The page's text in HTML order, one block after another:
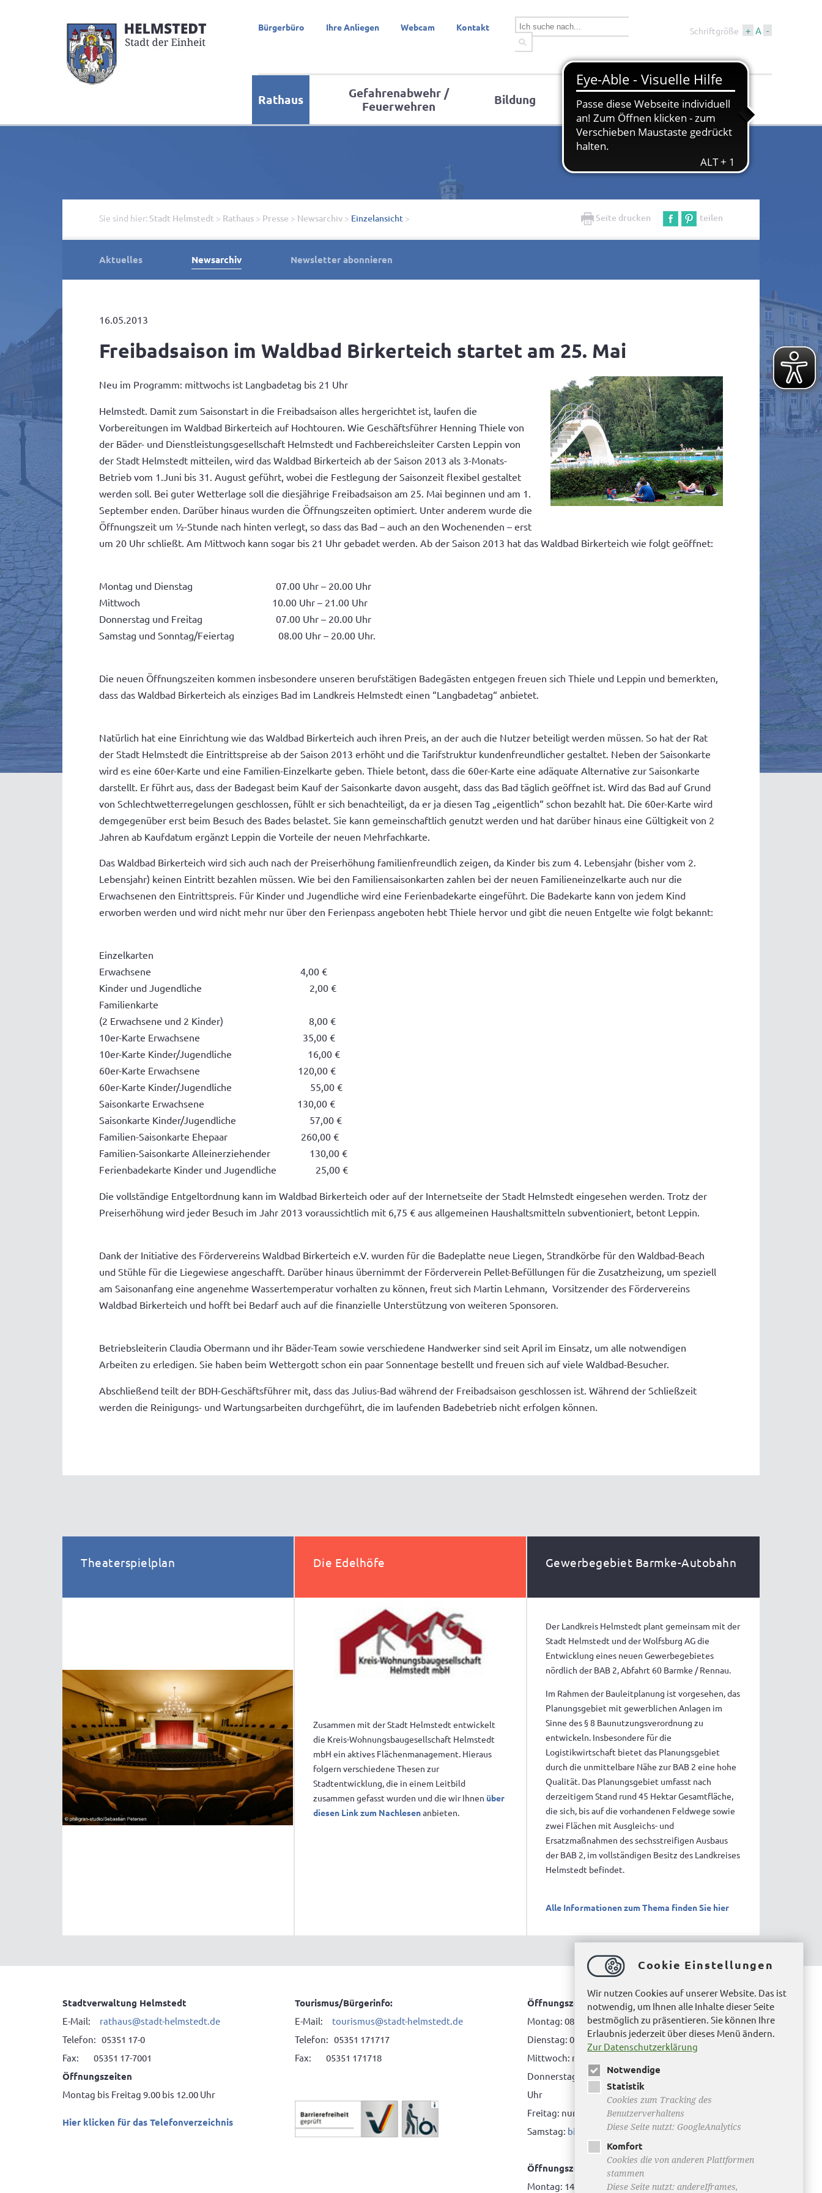
Bürgerbüro Ihre Anliegen Webcam Kontakt Schriftgröße + A -
Rathaus
Gefahrenabwehr /
Feuerwehren
Bildung
Wirtschaft &
Bauen
Tourismus &
Kultur
Sie sind hier: Stadt Helmstedt > Rathaus > Presse > Newsarchiv > Einzelansicht > Seite drucken teilen
Aktuelles Newsarchiv Newsletter abonnieren
16.05.2013
Freibadsaison im Waldbad Birkerteich startet am 25. Mai
Neu im Programm: mittwochs ist Langbadetag bis 21 Uhr
Helmstedt. Damit zum Saisonstart in die Freibadsaison alles hergerichtet ist, laufen die
Vorbereitungen im Waldbad Birkerteich auf Hochtouren. Wie Geschäftsführer Henning Thiele von
der Bäder- und Dienstleistungsgesellschaft Helmstedt und Fachbereichsleiter Carsten Leppin von
der Stadt Helmstedt mitteilen, wird das Waldbad Birkerteich ab der Saison 2013 als 3-Monats-
Betrieb vom 1.Juni bis 31. August geführt, wobei die Festlegung der Saisonzeit flexibel gestaltet
werden soll. Bei guter Wetterlage soll die diesjährige Freibadsaison am 25. Mai beginnen und am 1.
September enden. Darüber hinaus wurden die Öffnungszeiten optimiert. Unter anderem wurde die
Öffnungszeit um ½-Stunde nach hinten verlegt, so dass das Bad – auch an den Wochenenden – erst
um 20 Uhr schließt. Am Mittwoch kann sogar bis 21 Uhr gebadet werden. Ab der Saison 2013 hat das Waldbad Birkerteich wie folgt geöffnet:
Montag und Dienstag 07.00 Uhr – 20.00 Uhr
Mittwoch 10.00 Uhr – 21.00 Uhr
Donnerstag und Freitag 07.00 Uhr – 20.00 Uhr
Samstag und Sonntag/Feiertag 08.00 Uhr – 20.00 Uhr.
Die neuen Öffnungszeiten kommen insbesondere unseren berufstätigen Badegästen entgegen freuen sich Thiele und Leppin und bemerkten,
dass das Waldbad Birkerteich als einziges Bad im Landkreis Helmstedt einen “Langbadetag“ anbietet.
Natürlich hat eine Einrichtung wie das Waldbad Birkerteich auch ihren Preis, an der auch die Nutzer beteiligt werden müssen. So hat der Rat
der Stadt Helmstedt die Eintrittspreise ab der Saison 2013 erhöht und die Tarifstruktur kundenfreundlicher gestaltet. Neben der Saisonkarte
wird es eine 60er-Karte und eine Familien-Einzelkarte geben. Thiele betont, dass die 60er-Karte eine adäquate Alternative zur Saisonkarte
darstellt. Er führt aus, dass der Badegast beim Kauf der Saisonkarte davon ausgeht, dass das Bad täglich geöffnet ist. Wird das Bad auf Grund
von Schlechtwetterregelungen geschlossen, fühlt er sich benachteiligt, da er ja diesen Tag „eigentlich“ schon bezahlt hat. Die 60er-Karte wird
demgegenüber erst beim Besuch des Bades belastet. Sie kann gemeinschaftlich genutzt werden und hat darüber hinaus eine Gültigkeit von 2
Jahren ab Kaufdatum ergänzt Leppin die Vorteile der neuen Mehrfachkarte.
Das Waldbad Birkerteich wird sich auch nach der Preiserhöhung familienfreundlich zeigen, da Kinder bis zum 4. Lebensjahr (bisher vom 2.
Lebensjahr) keinen Eintritt bezahlen müssen. Wie bei den Familiensaisonkarten zahlen bei der neuen Familieneinzelkarte auch nur die
Erwachsenen den Eintrittspreis. Für Kinder und Jugendliche wird eine Ferienbadekarte eingeführt. Die Badekarte kann von jedem Kind
erworben werden und wird nicht mehr nur über den Ferienpass angeboten hebt Thiele hervor und gibt die neuen Entgelte wie folgt bekannt:
Einzelkarten
Erwachsene 4,00 €
Kinder und Jugendliche 2,00 €
Familienkarte
(2 Erwachsene und 2 Kinder) 8,00 €
10er-Karte Erwachsene 35,00 €
10er-Karte Kinder/Jugendliche 16,00 €
60er-Karte Erwachsene 120,00 €
60er-Karte Kinder/Jugendliche 55,00 €
Saisonkarte Erwachsene 130,00 €
Saisonkarte Kinder/Jugendliche 57,00 €
Familien-Saisonkarte Ehepaar 260,00 €
Familien-Saisonkarte Alleinerziehender 130,00 €
Ferienbadekarte Kinder und Jugendliche 25,00 €
Die vollständige Entgeltordnung kann im Waldbad Birkerteich oder auf der Internetseite der Stadt Helmstedt eingesehen werden. Trotz der
Preiserhöhung wird jeder Besuch im Jahr 2013 voraussichtlich mit 6,75 € aus allgemeinen Haushaltsmitteln subventioniert, betont Leppin.
Dank der Initiative des Fördervereins Waldbad Birkerteich e.V. wurden für die Badeplatte neue Liegen, Strandkörbe für den Waldbad-Beach
und Stühle für die Liegewiese angeschafft. Darüber hinaus übernimmt der Förderverein Pellet-Befüllungen für die Zusatzheizung, um speziell
am Saisonanfang eine angenehme Wassertemperatur vorhalten zu können, freut sich Martin Lehmann, Vorsitzender des Fördervereins
Waldbad Birkerteich und hofft bei Bedarf auch auf die finanzielle Unterstützung von weiteren Sponsoren.
Betriebsleiterin Claudia Obermann und ihr Bäder-Team sowie verschiedene Handwerker sind seit April im Einsatz, um alle notwendigen
Arbeiten zu erledigen. Sie haben beim Wettergott schon ein paar Sonnentage bestellt und freuen sich auf viele Waldbad-Besucher.
Abschließend teilt der BDH-Geschäftsführer mit, dass das Julius-Bad während der Freibadsaison geschlossen ist. Während der Schließzeit
werden die Reinigungs- und Wartungsarbeiten durchgeführt, die im laufenden Badebetrieb nicht erfolgen können.
Theaterspielplan Die Edelhöfe
Zusammen mit der Stadt Helmstedt entwickelt
die Kreis-Wohnungsbaugesellschaft Helmstedt
mbH ein aktives Flächenmanagement. Hieraus
folgern verschiedene Thesen zur
Stadtentwicklung, die in einem Leitbild
zusammen gefasst wurden und die wir Ihnen über
diesen Link zum Nachlesenanbieten.
Gewerbegebiet Barmke-Autobahn
Der Landkreis Helmstedt plant gemeinsam mit der
Stadt Helmstedt und der Wolfsburg AG die
Entwicklung eines neuen Gewerbegebietes
nördlich der BAB 2, Abfahrt 60 Barmke / Rennau.
Im Rahmen der Bauleitplanung ist vorgesehen, das
Planungsgebiet mit gewerblichen Anlagen im
Sinne des § 8 Baunutzungsverordnung zu
entwickeln. Insbesondere für die
Logistikwirtschaft bietet das Planungsgebiet
durch die unmittelbare Nähe zur BAB 2 eine hohe
Qualität. Das Planungsgebiet umfasst nach
derzeitigem Stand rund 45 Hektar Gesamtfläche,
die sich, bis auf die vorhandenen Feldwege sowie
zwei Flächen mit Ausgleichs- und
Ersatzmaßnahmen des sechsstreifigen Ausbaus
der BAB 2, im vollständigen Besitz des Landkreises
Helmstedt befindet.
Alle Informationen zum Thema finden Sie hier
Stadtverwaltung Helmstedt
E-Mail: rathaus@stadt-helmstedt.de
Telefon: 05351 17-0
Fax: 05351 17-7001
Öffnungszeiten
Montag bis Freitag 9.00 bis 12.00 Uhr
Hier klicken für das Telefonverzeichnis
Tourismus/Bürgerinfo:
E-Mail: tourismus@stadt-helmstedt.de
Telefon: 05351 171717
Fax: 05351 171718
Öffnungszeiten Bürgerbüro Helmstedt
Montag: 08.00 bis 12.00 Uhr
Dienstag: 08.00 bis 12.00 Uhr & 15.00 Uhr bis 17.00 Uhr
Mittwoch: nur nach Terminvereinbarung
Donnerstag: 08.00 bis 12.00 Uhr & 14.00 Uhr bis 16.00
Uhr
Freitag: nur nach Terminvereinbarung
Samstag: bitte hier klicken
Öffnungszeiten Bürgerbüro Büddenstedt
Montag: 14:00 bis 16:00 Uhr
Cookie Einstellungen
Wir nutzen Cookies auf unserer Website. Das ist
notwendig, um Ihnen alle Inhalte dieser Seite
bestmöglich zu präsentieren. Sie können Ihre
Erlaubnis jederzeit über dieses Menü ändern.
Zur Datenschutzerklärung
Notwendige
Statistik
Cookies zum Tracking des
Benutzerverhaltens
Diese Seite nutzt: GoogleAnalytics
Komfort
Cookies die von anderen Plattformen
stammen
Diese Seite nutzt: andereIframes,